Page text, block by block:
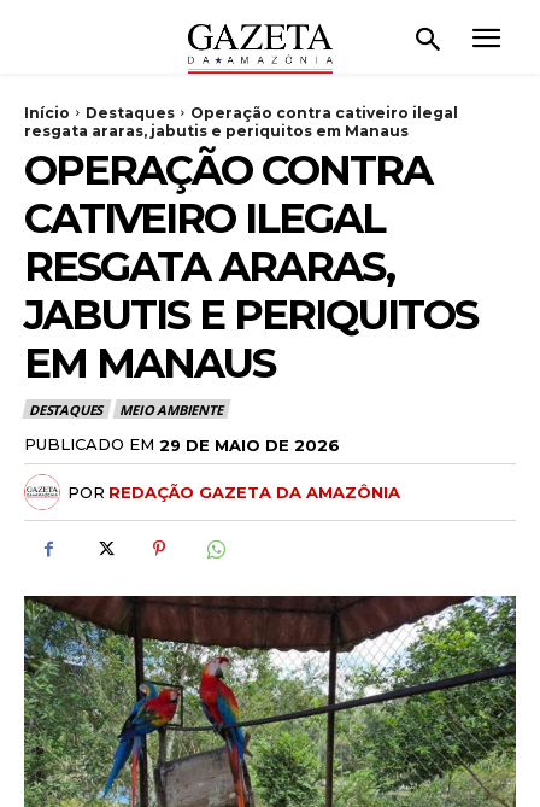
Início Destaques
Operação contra cativeiro ilegal
resgata araras, jabutis e periquitos em Manaus
OPERAÇÃO CONTRA
CATIVEIRO ILEGAL
RESGATA ARARAS,
JABUTIS E PERIQUITOS
EM MANAUS
DESTAQUES MEIO AMBIENTE
PUBLICADO EM 29 DE MAIO DE 2026
POR REDAÇÃO GAZETA DA AMAZÔNIA